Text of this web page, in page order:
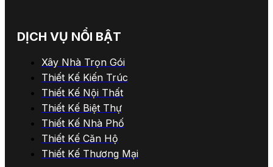
DỊCH VỤ NỔI BẬT
Xây Nhà Trọn Gói
Thiết Kế Kiến Trúc
Thiết Kế Nội Thất
Thiết Kế Biệt Thự
Thiết Kế Nhà Phố
Thiết Kế Căn Hộ
Thiết Kế Thương Mại